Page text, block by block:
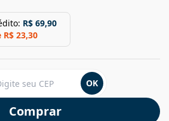
R$ 69,90
R$ 23,30
Comprar
OK